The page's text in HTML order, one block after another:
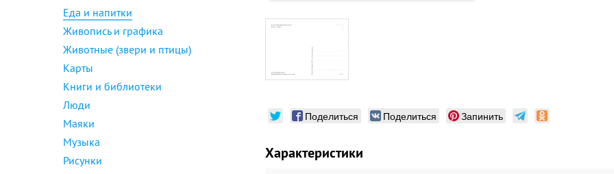
Еда и напитки
Живопись и графика
Животные (звери и птицы)
Карты
Книги и библиотеки
Люди
Маяки
Музыка
Рисунки
Поделиться Поделиться Запинить
Характеристики